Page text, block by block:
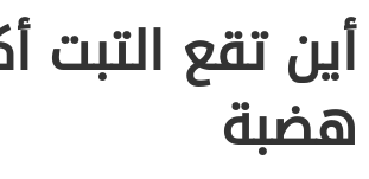
أين تقع التبت
هضبة